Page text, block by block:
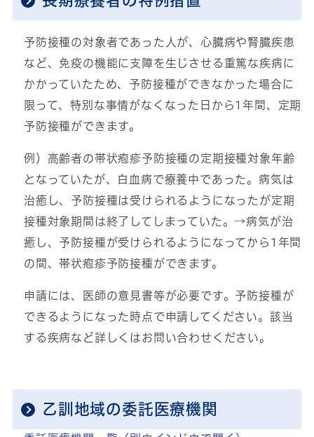
予防接種の対象者であった人が、心臓病や腎臓疾患
など、免疫の機能に支障を生じさせる重篤な疾病に
かかっていたため、予防接種ができなかった場合に
限って、特別な事情がなくなった日から1年間、定期
予防接種ができます。
例）高齢者の帯状疱疹予防接種の定期接種対象年齢
となっていたが、白血病で療養中であった。病気は
治癒し、予防接種は受けられるようになったが定期
接種対象期間は終了してしまっていた。→病気が治
癒し、予防接種が受けられるようになってから1年間
の間、帯状疱疹予防接種ができます。
申請には、医師の意見書等が必要です。予防接種が
できるようになった時点で申請してください。該当
する疾病など詳しくはお問い合わせください。
乙訓地域の委託医療機関